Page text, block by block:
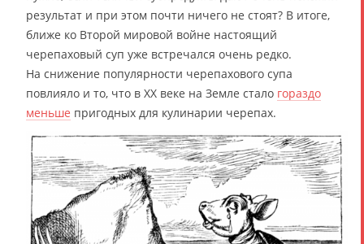
результат и при этом почти ничего не стоят? В итоге,
ближе ко Второй мировой войне настоящий
черепаховый суп уже встречался очень редко.
На снижение популярности черепахового супа
повлияло и то, что в XX веке на Земле стало гораздо
меньше пригодных для кулинарии черепах.